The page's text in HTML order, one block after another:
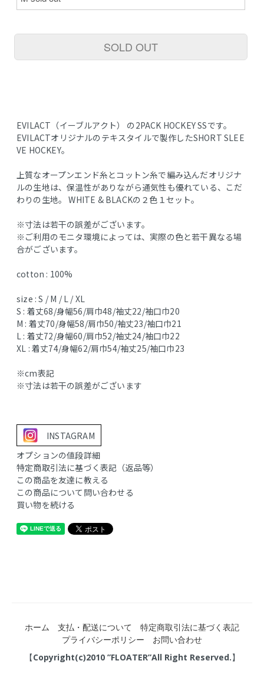
SOLD OUT
EVILACT（イーブルアクト） の2PACK HOCKEY SSです。
EVILACTオリジナルのテキスタイルで製作したSHORT SLEE
VE HOCKEY。
上質なオープンエンド糸とコットン糸で編み込んだオリジナ
ルの生地は、保温性がありながら通気性も優れている、こだ
わりの生地。 WHITE & BLACKの２色１セット。
※寸法は若干の誤差がございます。
※ご利用のモニタ環境によっては、実際の色と若干異なる場
合がございます。
cotton : 100%
size : S / M / L / XL
S : 着丈68/身幅56/肩巾48/袖丈22/袖口巾20
M : 着丈70/身幅58/肩巾50/袖丈23/袖口巾21
L : 着丈72/身幅60/肩巾52/袖丈24/袖口巾22
XL : 着丈74/身幅62/肩巾54/袖丈25/袖口巾23
※cm表記
※寸法は若干の誤差がございます
INSTAGRAM
オプションの値段詳細
特定商取引法に基づく表記（返品等）
この商品を友達に教える
この商品について問い合わせる
買い物を続ける
ホーム 支払・配送について
特定商取引法に基づく表記
プライバシーポリシー
お問い合わせ
【Copyright(c)2010 ”FLOATER”All Right Reserved.】